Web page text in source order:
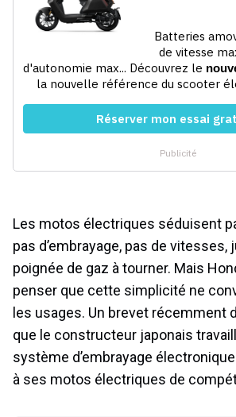
Les motos électriques séduisent
pas d’embrayage, pas de vitesses,
poignée de gaz à tourner. Mais
penser que cette simplicité ne
les usages. Un brevet récemment
que le constructeur japonais
système d’embrayage
à ses motos électriques de